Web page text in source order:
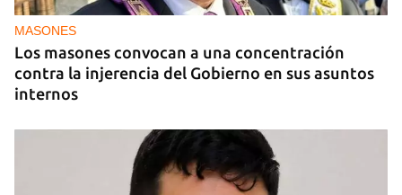
2026
MASONES
Los masones convocan a una concentración
contra la injerencia del Gobierno en sus asuntos
internos